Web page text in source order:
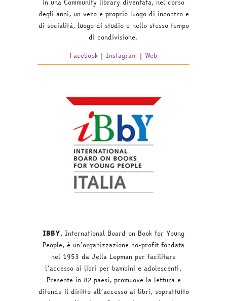
degli anni, un vero e proprio luogo di incontro e
di socialità, luogo di studio e nello stesso tempo
di condivisione.
Facebook | Instagram | Web
IBBY, International Board on Book for Young
People, è un’organizzazione no-profit fondata
nel 1953 da Jella Lepman per facilitare
l’accesso ai libri per bambini e adolescenti.
Presente in 82 paesi, promuove la lettura e
difende il diritto all’accesso ai libri, soprattutto